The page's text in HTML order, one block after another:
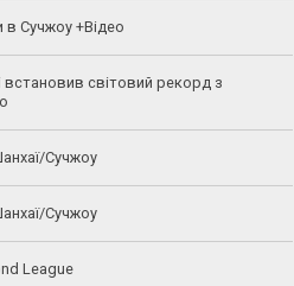
в Сучжоу +Відео
встановив світовий рекорд з
Сучжоу
Сучжоу
League